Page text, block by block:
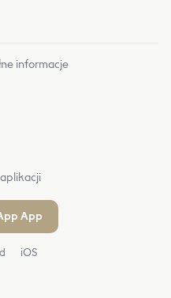
informacje
App
iOS